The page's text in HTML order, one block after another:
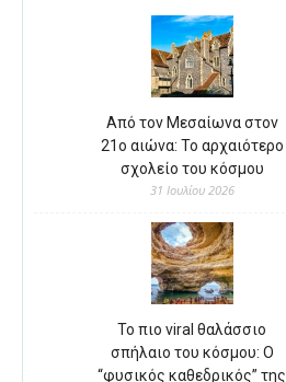
Από τον Μεσαίωνα στον
21ο αιώνα: Το αρχαιότερο
σχολείο του κόσμου
31 Ιουλίου 2026
Το πιο viral θαλάσσιο
σπήλαιο του κόσμου: Ο
“φυσικός καθεδρικός” της